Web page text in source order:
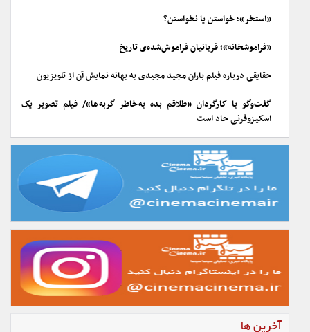
«استخر»؛ خواستن یا نخواستن؟
«فراموشخانه»؛ قربانیان فراموش‌شده‌ی تاریخ
حقایقی درباره فیلم باران مجید مجیدی به بهانه نمایش آن از تلویزیون
گفت‌وگو با کارگردان «طلاقم بده به خاطر گربه ها»/ فیلم تصویر یک
اسکیزوفرنی حاد است
آخرین ها